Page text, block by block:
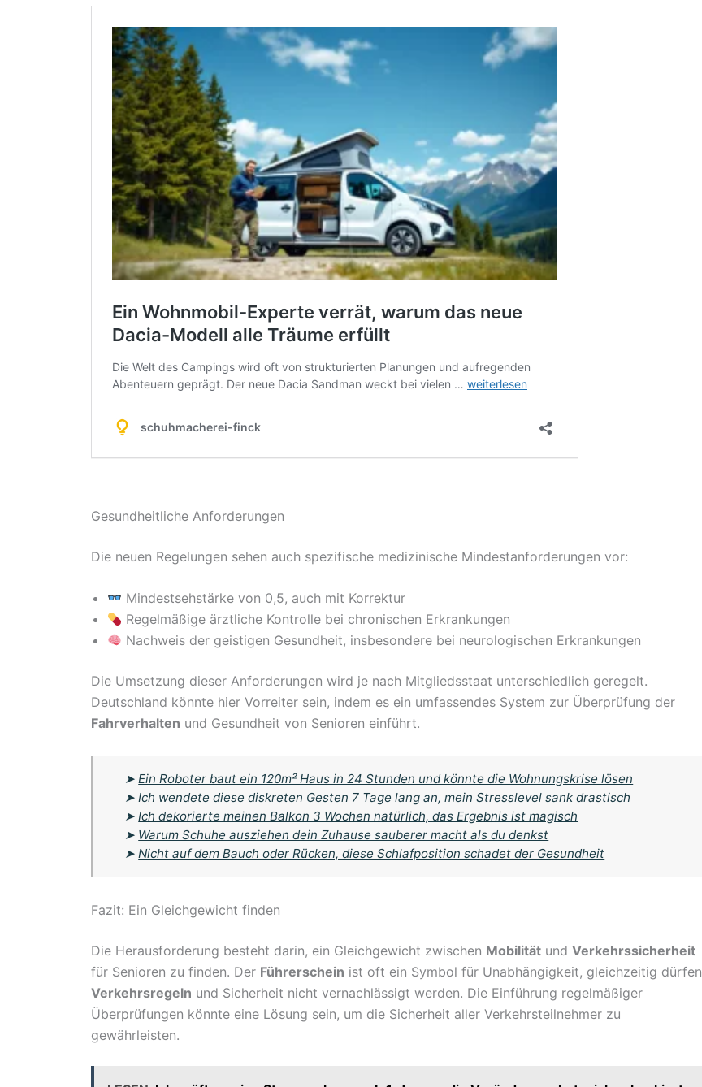
Gesundheitliche Anforderungen
Die neuen Regelungen sehen auch spezifische medizinische Mindestanforderungen vor:
Mindestsehstärke von 0,5, auch mit Korrektur
Regelmäßige ärztliche Kontrolle bei chronischen Erkrankungen
Nachweis der geistigen Gesundheit, insbesondere bei neurologischen Erkrankungen
Die Umsetzung dieser Anforderungen wird je nach Mitgliedsstaat unterschiedlich geregelt.
Deutschland könnte hier Vorreiter sein, indem es ein umfassendes System zur Überprüfung der
Fahrverhalten und Gesundheit von Senioren einführt.
➤Ein Roboter baut ein 120m² Haus in 24 Stunden und könnte die Wohnungskrise lösen
➤Ich wendete diese diskreten Gesten 7 Tage lang an, mein Stresslevel sank drastisch
➤Ich dekorierte meinen Balkon 3 Wochen natürlich, das Ergebnis ist magisch
➤ Warum Schuhe ausziehen dein Zuhause sauberer macht als du denkst
➤Nicht auf dem Bauch oder Rücken, diese Schlafposition schadet der Gesundheit
Fazit: Ein Gleichgewicht finden
Die Herausforderung besteht darin, ein Gleichgewicht zwischen Mobilität und Verkehrssicherheit
für Senioren zu finden. Der Führerschein ist oft ein Symbol für Unabhängigkeit, gleichzeitig dürfen
Verkehrsregeln und Sicherheit nicht vernachlässigt werden. Die Einführung regelmäßiger
Überprüfungen könnte eine Lösung sein, um die Sicherheit aller Verkehrsteilnehmer zu
gewährleisten.